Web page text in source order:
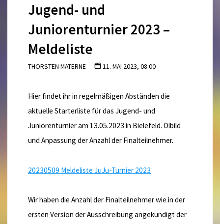
Jugend- und
Juniorenturnier 2023 –
Meldeliste
THORSTEN MATERNE 11. MAI 2023, 08:00
Hier findet ihr in regelmäßigen Abständen die
aktuelle Starterliste für das Jugend- und
Juniorenturnier am 13.05.2023 in Bielefeld. Ölbild
und Anpassung der Anzahl der Finalteilnehmer.
20230509 Meldeliste JuJu-Turnier 2023
Wir haben die Anzahl der Finalteilnehmer wie in der
ersten Version der Ausschreibung angekündigt der